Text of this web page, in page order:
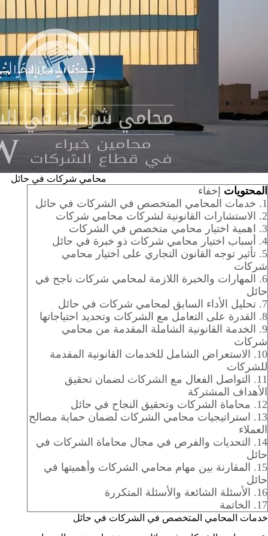
محامي شركات في حائل
المحتويات إخفاء
1. خدمات المحامي المتخصص في الشركات في حائل
2.
الاستشارات القانونية لشركات محامي شركات
3.
اهمية اختيار محامي متخصص في الشركات
4. أسباب اختيار محامي شركات ذو خبرة في حائل
5. تأثير توجه القانون التجاري على اختيار محامي
شركات
6. المهارات والخبرة اللازمة لمحامي شركات ناجح في
حائل
7. تحليل الأداء السابق لمحامي شركات في حائل
8. القدرة على التعامل مع الشركات وتحديد احتياجاتها
9. الخدمة القانونية الشاملة المقدمة من محامي
شركات
10.
الاستعراض الشامل للخدمات القانونية المقدمة
للشركات
11.
التواصل الفعال مع الشركات لضمان تحقيق
الأهداف المشتركة
12. محاماة الشركات وتحقيق النجاح في حائل
13.
استراتيجيات محامي الشركات لضمان حماية مصالح
العملاء
14.
التحديات والفرص في مجال محاماة الشركات في
حائل
15.
المقارنة بين مهام محامي الشركات وأهميتها في
حائل
16.
الأسئلة الشائعة والأسئلة المتكررة
17.
الخاتمة
خدمات المحامي المتخصص في الشركات في حائل